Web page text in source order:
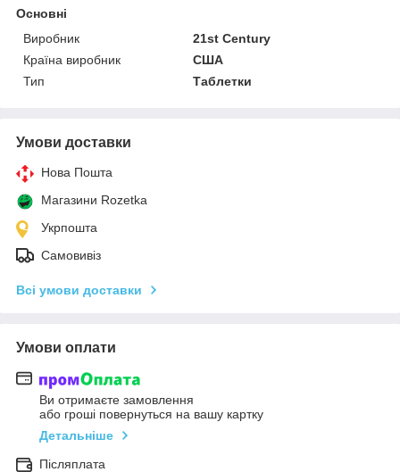
Основні
Виробник
21st Century
Країна виробник
США
Тип
Таблетки
Умови доставки
Нова Пошта
Магазини Rozetka
Укрпошта
Самовивіз
Всі умови доставки
Умови оплати
Ви отримаєте замовлення
або гроші повернуться на вашу картку
Детальніше
Післяплата